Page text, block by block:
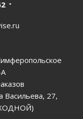
Васильева, 27,